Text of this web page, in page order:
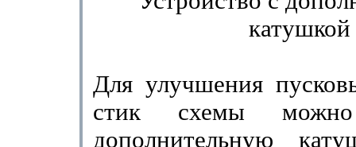
катушкой
Для улучшения
стик схемы можно
дополни­тельную